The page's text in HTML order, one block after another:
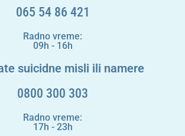
065 54 86 421
Radno vreme:
09h - 16h
suicidne misli ili namere
0800 300 303
Radno vreme:
17h - 23h